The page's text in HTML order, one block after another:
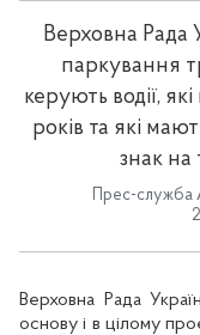
Верховна Рада
паркування
керують водії,
років та які
знак на
Прес-служба
Верховна Рада
основу і в цілому